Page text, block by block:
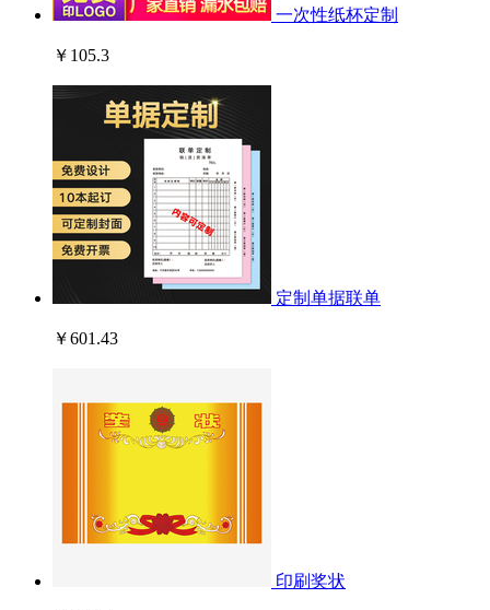
一次性纸杯定制
￥105.3
定制单据联单
￥601.43
印刷奖状